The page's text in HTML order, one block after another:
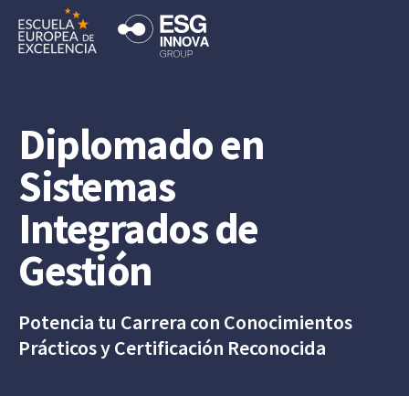
Diplomado en
Sistemas
Integrados de
Gestión
Potencia tu Carrera con Conocimientos
Prácticos y Certificación Reconocida